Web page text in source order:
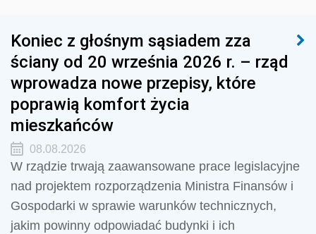
Koniec z głośnym sąsiadem zza
ściany od 20 września 2026 r. – rząd
wprowadza nowe przepisy, które
poprawią komfort życia
mieszkańców
08.08.2026
W rządzie trwają zaawansowane prace legislacyjne
nad projektem rozporządzenia Ministra Finansów i
Gospodarki w sprawie warunków technicznych,
jakim powinny odpowiadać budynki i ich